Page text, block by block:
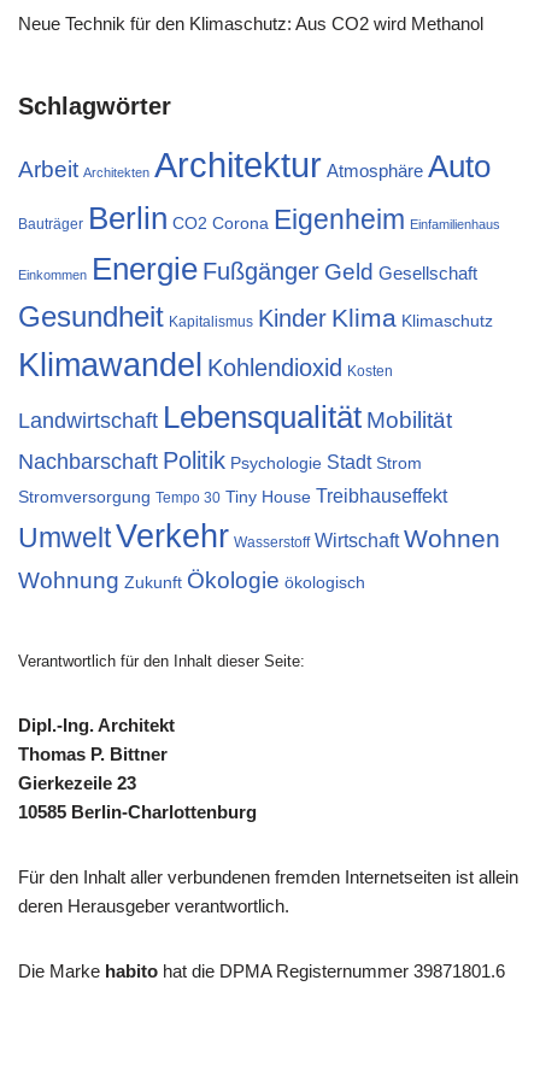
Neue Technik für den Klimaschutz: Aus CO2 wird Methanol
Schlagwörter
Arbeit Architekten Architektur Atmosphäre Auto
Bauträger Berlin CO2 Corona Eigenheim Einfamilienhaus
Einkommen Energie Fußgänger Geld Gesellschaft
Gesundheit Kapitalismus Kinder Klima Klimaschutz
Klimawandel Kohlendioxid Kosten
Landwirtschaft Lebensqualität Mobilität
Nachbarschaft Politik Psychologie Stadt Strom
Stromversorgung Tempo 30 Tiny House Treibhauseffekt
UmweltVerkehr Wasserstoff Wirtschaft Wohnen
Wohnung Zukunft Ökologie ökologisch
Verantwortlich für den Inhalt dieser Seite:
Dipl.-Ing. Architekt
Thomas P. Bittner
Gierkezeile 23
10585 Berlin-Charlottenburg
Für den Inhalt aller verbundenen fremden Internetseiten ist allein
deren Herausgeber verantwortlich.
Die Marke habito hat die DPMA Registernummer 39871801.6